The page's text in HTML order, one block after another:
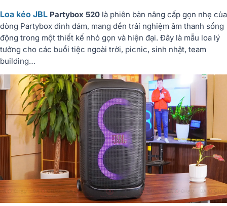
Loa kéo JBL Partybox 520 là phiên bản nâng cấp gọn nhẹ của
dòng Partybox đình đám, mang đến trải nghiệm âm thanh sống
động trong một thiết kế nhỏ gọn và hiện đại. Đây là mẫu loa lý
tưởng cho các buổi tiệc ngoài trời, picnic, sinh nhật, team
building…